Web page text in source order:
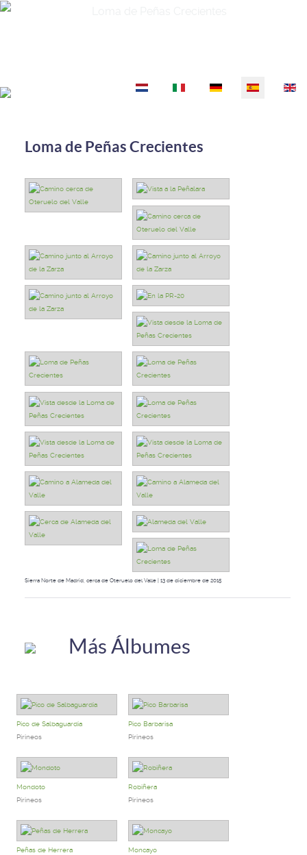
Seleccione su idioma
Loma de Peñas Crecientes
Sierra Norte de Madrid, cerca de Oteruelo del Valle | 13 de diciembre de 2015
Más Álbumes
Pico de Salbaguardia
Pirineos
Pico Barbarisa
Pirineos
Mondoto
Pirineos
Robiñera
Pirineos
Peñas de Herrera
Moncayo